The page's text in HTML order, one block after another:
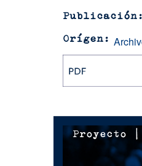
Publicación
Orígen
Proyecto |